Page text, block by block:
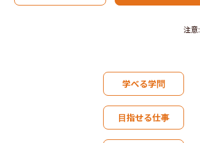
注意:
学べる学問
目指せる仕事